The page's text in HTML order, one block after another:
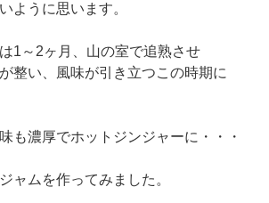
ように思います。
1～2ヶ月、山の室で追熟させ
整い、風味が引き立つこの時期に
も濃厚でホットジンジャーに・・・
ャムを作ってみました。